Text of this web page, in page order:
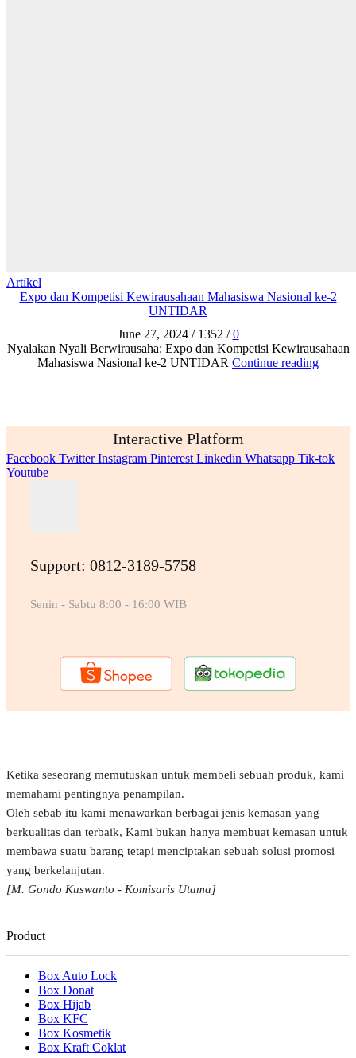
Artikel
Expo dan Kompetisi Kewirausahaan Mahasiswa Nasional ke-2
UNTIDAR
June 27, 2024 / 1352 / 0
Nyalakan Nyali Berwirausaha: Expo dan Kompetisi Kewirausahaan
Mahasiswa Nasional ke-2 UNTIDAR Continue reading
Interactive Platform
Facebook Twitter Instagram Pinterest Linkedin Whatsapp Tik-tok
Youtube
Support: 0812-3189-5758
Senin - Sabtu 8:00 - 16:00 WIB
Ketika seseorang memutuskan untuk membeli sebuah produk, kami
memahami pentingnya penampilan.
Oleh sebab itu kami menawarkan berbagai jenis kemasan yang
berkualitas dan terbaik, Kami bukan hanya membuat kemasan untuk
membawa suatu barang tetapi menciptakan sebuah solusi promosi
yang berkelanjutan.
[M. Gondo Kuswanto - Komisaris Utama]
Product
Box Auto Lock
Box Donat
Box Hijab
Box KFC
Box Kosmetik
Box Kraft Coklat